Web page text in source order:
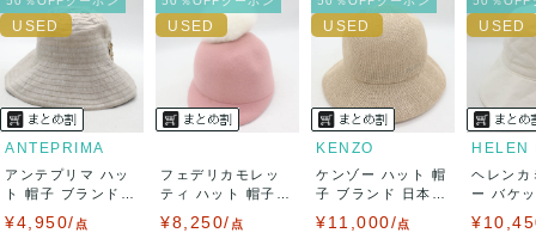
ANTEPRIMA
アンテプリマ ハッ
ト 帽子 ブランド
¥4,950/ 点
フェデリカモレッ
ティ ハット 帽子
¥8,250/ 点
KENZO
ケンゾー ハット 帽
子 ブランド 日本製
¥11,000/点
ヘレンカ
ー バケ